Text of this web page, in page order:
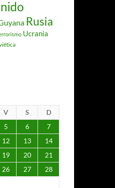
Rusia
Ucrania
V S
D
5 6
7
12 13
14
19 20
21
26 27
28